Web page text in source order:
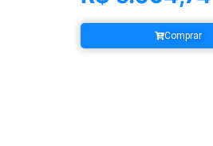
Comprar